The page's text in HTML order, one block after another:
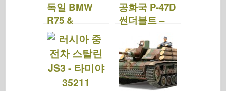
독일 BMW
R75 &
Zundapp
KS750 – 타미
야 35023
공화국 P-47D
썬더볼트 –
"레이저백" –
타미야 61086